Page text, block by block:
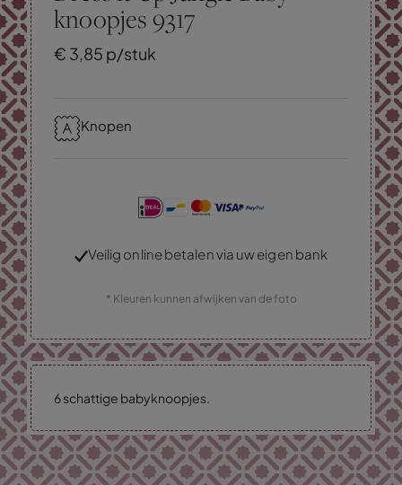
knoopjes 9317
€ 3,85 p/stuk
Knopen
Veilig online betalen via uw eigen bank
* Kleuren kunnen afwijken van de foto
6 schattige babyknoopjes.